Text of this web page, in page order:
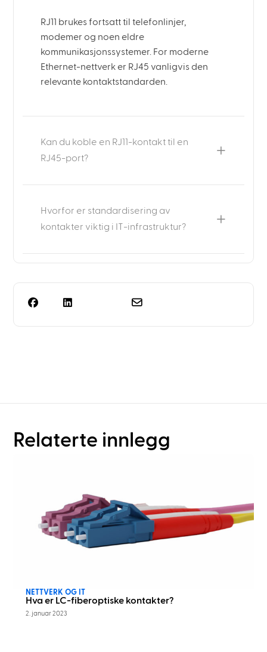
RJ11 brukes fortsatt til telefonlinjer,
modemer og noen eldre
kommunikasjonssystemer. For moderne
Ethernet-nettverk er RJ45 vanligvis den
relevante kontaktstandarden.
Kan du koble en RJ11-kontakt til en
RJ45-port?
Hvorfor er standardisering av
kontakter viktig i IT-infrastruktur?
Relaterte innlegg
NETTVERK OG IT
Hva er LC-fiberoptiske kontakter?
2. januar 2023